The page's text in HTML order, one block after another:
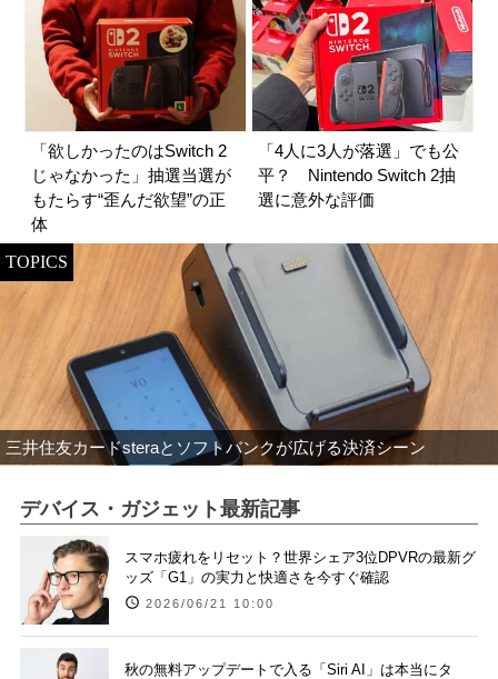
「欲しかったのはSwitch 2
じゃなかった」抽選当選が
もたらす“歪んだ欲望”の正
体
「4人に3人が落選」でも公
平？ Nintendo Switch 2抽
選に意外な評価
TOPICS
三井住友カードsteraとソフトバンクが広げる決済シーン
デバイス・ガジェット最新記事
スマホ疲れをリセット？世界シェア3位DPVRの最新グ
ッズ「G1」の実力と快適さを今すぐ確認
2026/06/21 10:00
秋の無料アップデートで入る「Siri AI」は本当にタ